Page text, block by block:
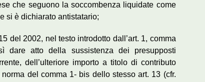
che seguono la soccombenza liquidate come
si è dichiarato antistatario;
del 2002, nel testo introdotto dall’art. 1, comma
atto della sussistenza dei presupposti
dell’ulteriore importo a titolo di contributo
del comma 1- bis dello stesso art. 13 (cfr.